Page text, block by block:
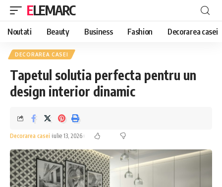
ELEMARC
Noutati Beauty Business Fashion Decorarea casei
DECORAREA CASEI
Tapetul solutia perfecta pentru un
design interior dinamic
Decorarea casei iulie 13, 2026